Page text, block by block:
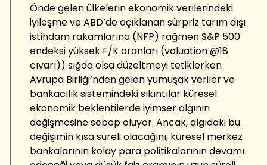
Önde gelen ülkelerin ekonomik verilerindeki
iyileşme ve ABD’de açıklanan sürpriz tarım dışı
istihdam rakamlarına (NFP) rağmen S&P 500
endeksi yüksek F/K oranları (valuation @18
cıvarı)) sığda olsa düzeltmeyi tetiklerken
Avrupa Birliği’nden gelen yumuşak veriler ve
bankacılık sistemindeki sıkıntılar küresel
ekonomik beklentilerde iyimser algının
değişmesine sebep oluyor. Ancak, algıdaki bu
değişimin kısa süreli olacağını, küresel merkez
bankalarının kolay para politikalarının devamı